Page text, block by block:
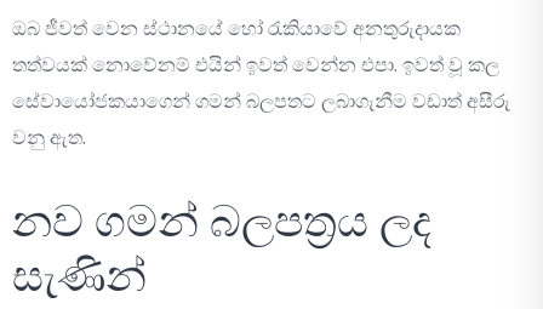
ඔබ ජීවත් වෙන ස්ථානයේ හෝ රැකියාවේ අනතුරුදායක
තත්වයක් නොවේනම් එයින් ඉවත් වෙන්න එපා. ඉවත් වූ කල
සේවායෝජකයාගෙන් ගමන් බලපතට ලබාගැනීම වඩාත් අසීරු
වනු ඇත.
නව ගමන් බලපත්‍රය ලද
සැණින්